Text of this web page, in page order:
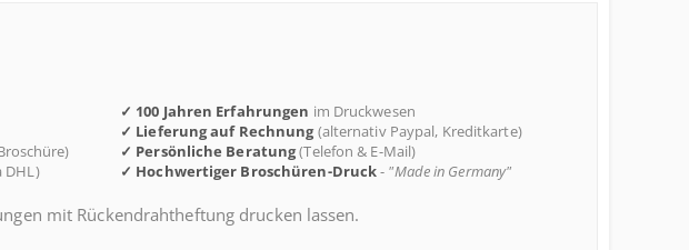
DHL)
✓ 100 Jahren Erfahrungen im Druckwesen
✓ Lieferung auf Rechnung(alternativ Paypal, Kreditkarte)
✓ Persönliche Beratung(Telefon & E-Mail)
✓ Hochwertiger Broschüren-Druck- "Made in Germany"
mit Rückendrahtheftung drucken lassen.